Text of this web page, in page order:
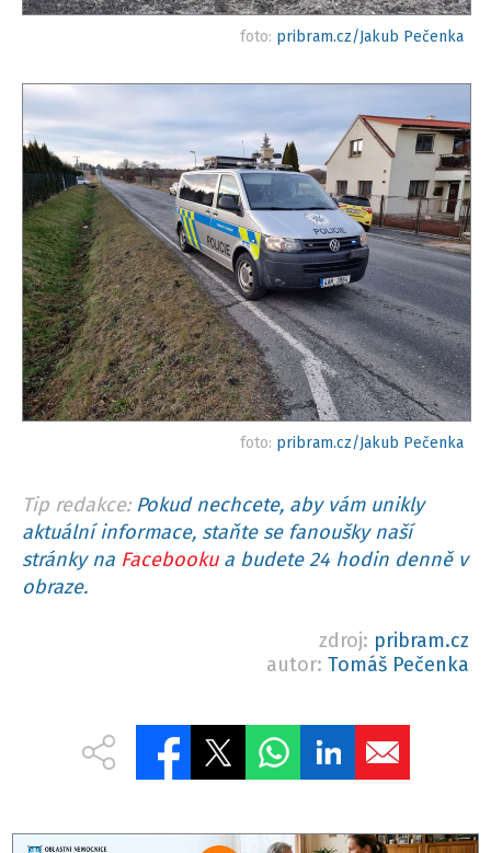
foto: pribram.cz/Jakub Pečenka
foto: pribram.cz/Jakub Pečenka
Tip redakce: Pokud nechcete, aby vám unikly
aktuální informace, staňte se fanoušky naší
stránky na Facebookua budete 24 hodin denně v
obraze.
zdroj: pribram.cz
autor: Tomáš Pečenka